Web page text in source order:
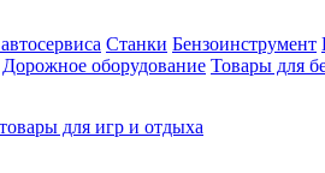
Станки Бензоинструмент
Дорожное оборудование Товары для
для игр и отдыха